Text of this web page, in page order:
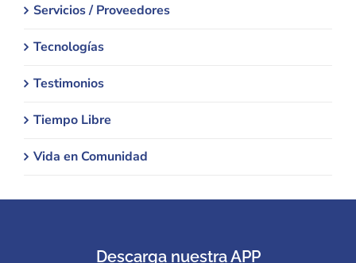
Servicios / Proveedores
Tecnologías
Testimonios
Tiempo Libre
Vida en Comunidad
Descarga nuestra APP